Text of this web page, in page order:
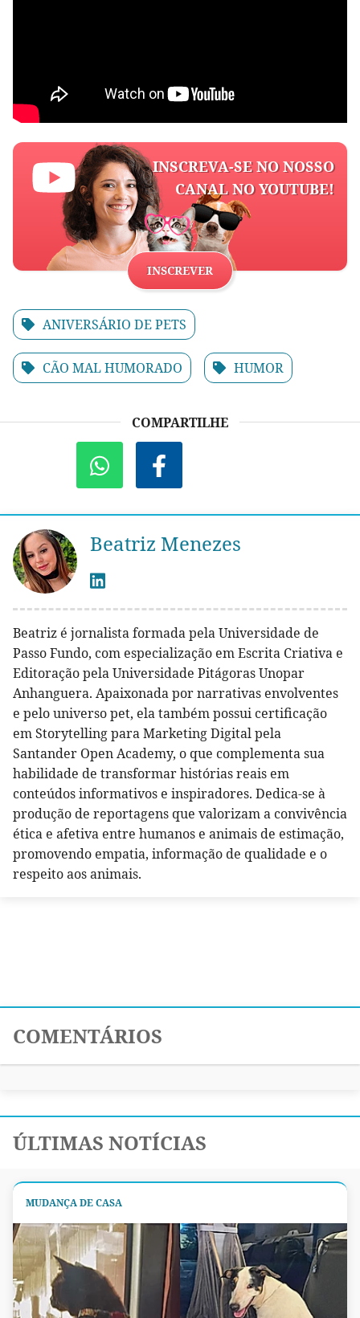
INSCREVA-SE NO NOSSO
CANAL NO YOUTUBE!
INSCREVER
ANIVERSÁRIO DE PETS
CÃO MAL HUMORADO HUMOR
COMPARTILHE
Beatriz Menezes
Beatriz é jornalista formada pela Universidade de
Passo Fundo, com especialização em Escrita Criativa e
Editoração pela Universidade Pitágoras Unopar
Anhanguera. Apaixonada por narrativas envolventes
e pelo universo pet, ela também possui certificação
em Storytelling para Marketing Digital pela
Santander Open Academy, o que complementa sua
habilidade de transformar histórias reais em
conteúdos informativos e inspiradores. Dedica-se à
produção de reportagens que valorizam a convivência
ética e afetiva entre humanos e animais de estimação,
promovendo empatia, informação de qualidade e o
respeito aos animais.
COMENTÁRIOS
ÚLTIMAS NOTÍCIAS
MUDANÇA DE CASA